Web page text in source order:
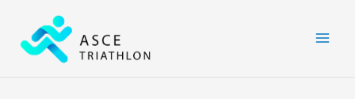
contenu